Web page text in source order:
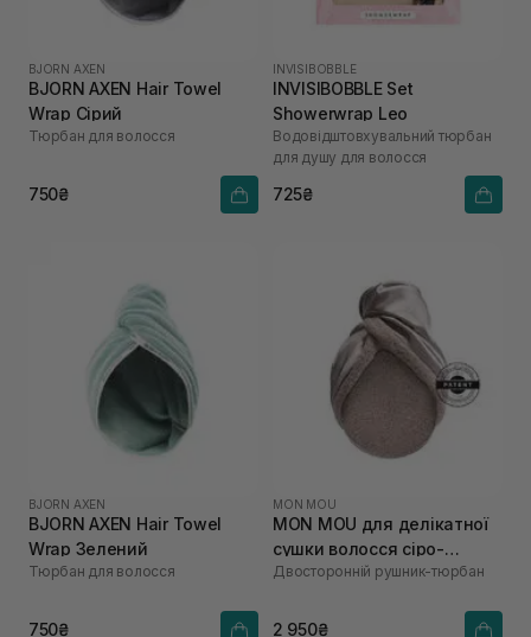
BJORN AXEN
BJORN AXEN Hair Towel
Wrap Сірий
Тюрбан для волосся
750₴
INVISIBOBBLE
INVISIBOBBLE Set
Showerwrap Leo
Водовідштовхувальний тюрбан
для душу для волосся
725₴
BJORN AXEN
BJORN AXEN Hair Towel
Wrap Зелений
Тюрбан для волосся
750₴
MON MOU
MON MOU для делікатної
сушки волосся сіро-
бежевий
Двосторонній рушник-тюрбан
2 950₴